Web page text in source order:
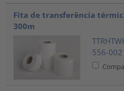
Fita de transferência
300m
556-